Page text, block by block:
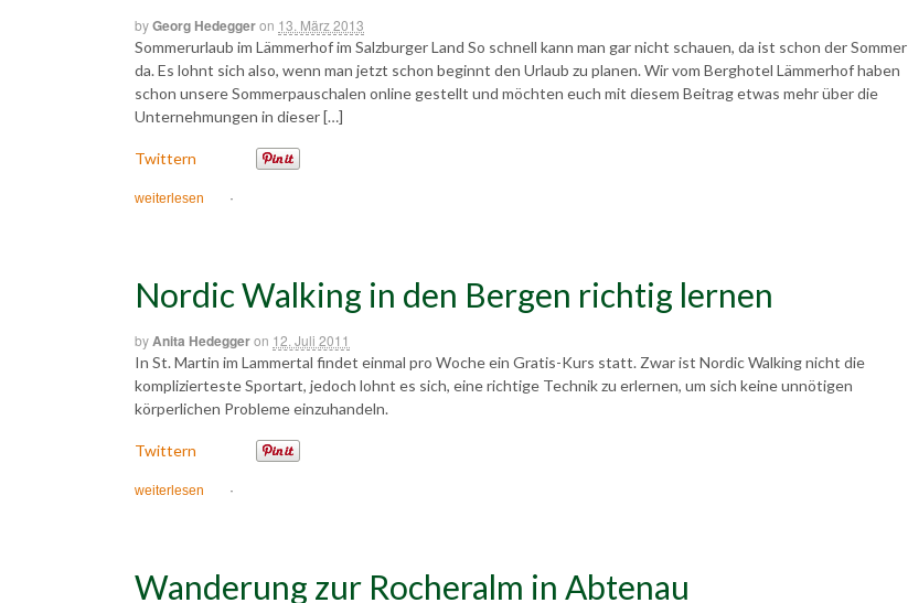
byGeorg Hedeggeron 13. März 2013
Sommerurlaub im Lämmerhof im Salzburger Land So schnell kann man gar nicht schauen, da ist schon der Sommer
da. Es lohnt sich also, wenn man jetzt schon beginnt den Urlaub zu planen. Wir vom Berghotel Lämmerhof haben
schon unsere Sommerpauschalen online gestellt und möchten euch mit diesem Beitrag etwas mehr über die
Unternehmungen in dieser […]
Twittern
weiterlesen ·
Nordic Walking in den Bergen richtig lernen
byAnita Hedeggeron 12. Juli 2011
In St. Martin im Lammertal findet einmal pro Woche ein Gratis-Kurs statt. Zwar ist Nordic Walking nicht die
komplizierteste Sportart, jedoch lohnt es sich, eine richtige Technik zu erlernen, um sich keine unnötigen
körperlichen Probleme einzuhandeln.
Twittern
weiterlesen ·
Wanderung zur Rocheralm in Abtenau